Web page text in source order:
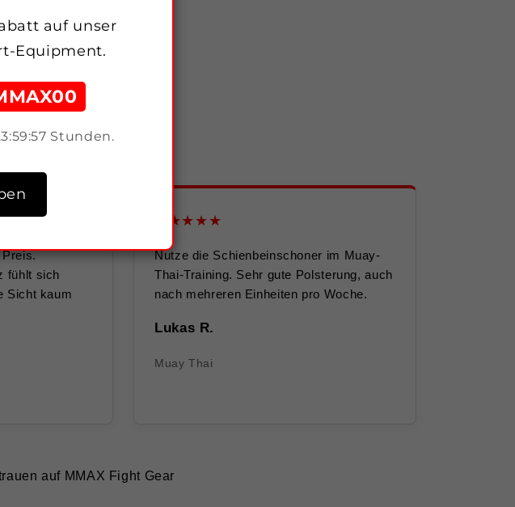
auf unser
Equipment.
Stunden.
und Kampfsportlern
Preis.
fühlt sich
Sicht kaum
★★★★★
Nutze die Schienbeinschoner im Muay-
Thai-Training. Sehr gute Polsterung, auch
nach mehreren Einheiten pro Woche.
Lukas R.
Muay Thai
auf MMAX Fight Gear